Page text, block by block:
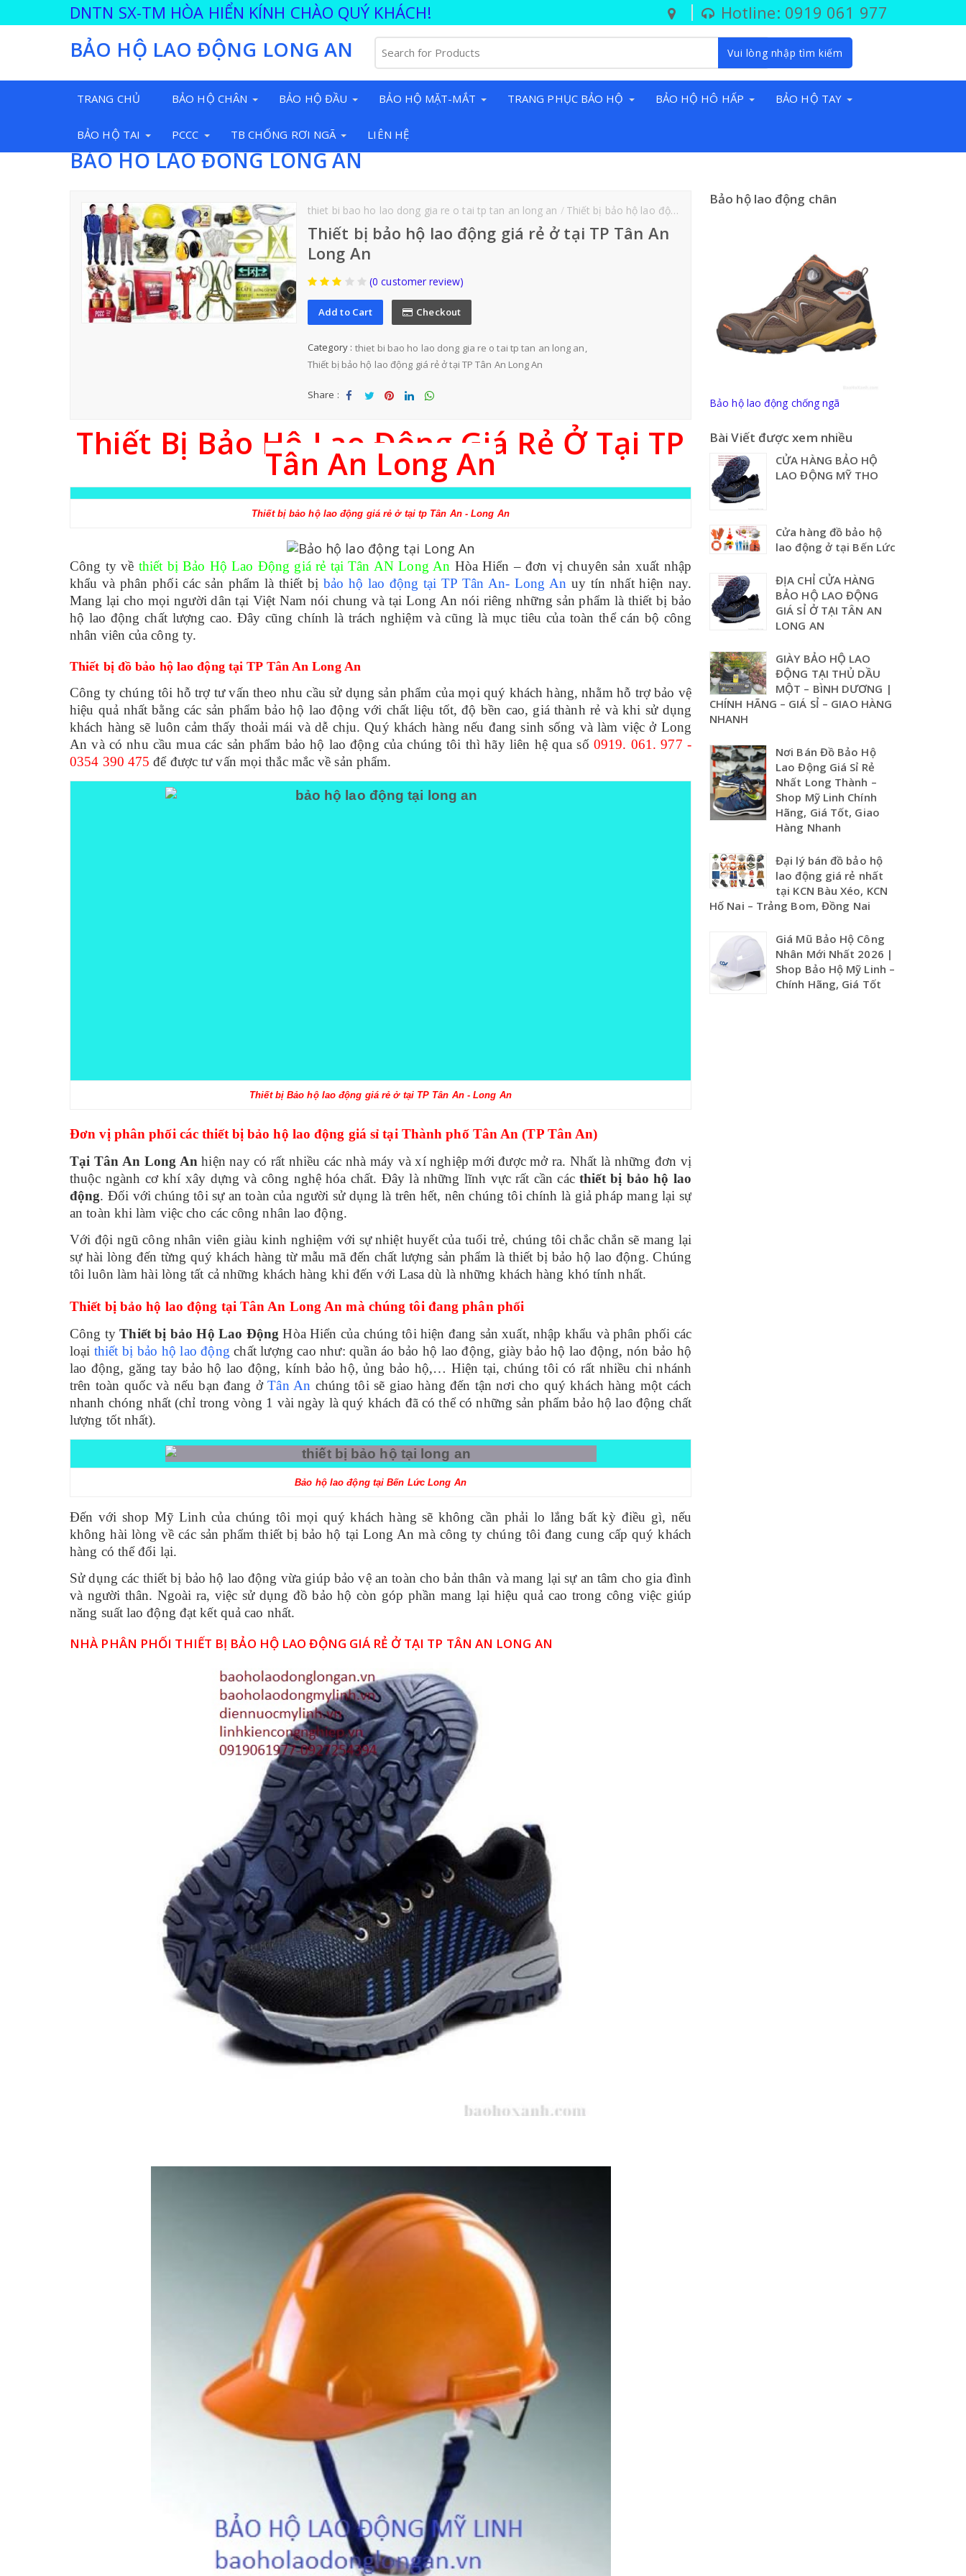
DNTN SX-TM HÒA HIỂN KÍNH CHÀO QUÝ KHÁCH! Hotline: 0919 061 977
BẢO HỘ LAO ĐỘNG LONG AN Vui lòng nhập tìm kiếm
TRANG CHỦ BẢO HỘ CHÂN BẢO HỘ ĐẦU BẢO HỘ MẶT-MẮT TRANG PHỤC BẢO HỘ BẢO HỘ HÔ HẤP BẢO HỘ TAY
BẢO HỘ TAI PCCC TB CHỐNG RƠI NGÃ LIÊN HỆ
BẢO HỘ LAO ĐỘNG LONG AN
thiet bi bao ho lao dong gia re o tai tp tan an long an Thiết bị bảo hộ lao động giá rẻ ở tại TP Tân An Long An
Thiết bị bảo hộ lao động giá rẻ ở tại TP Tân An
Long An
(0 customer review)
Add to Cart Checkout
Category : thiet bi bao ho lao dong gia re o tai tp tan an long an
Thiết bị bảo hộ lao động giá rẻ ở tại TP Tân An Long An
Share :
eet re
re
Thiết Bị Bảo Hộ Lao Động Giá Rẻ Ở Tại TP
Tân An Long An
Thiết bị bảo hộ lao động giá rẻ ở tại tp Tân An - Long An
Công ty về thiết bị Bảo Hộ Lao Động giá rẻ tại Tân AN Long An Hòa Hiển – đơn vị chuyên sản xuất nhập
khẩu và phân phối các sản phẩm là thiết bị bảo hộ lao động tại TP Tân An- Long An uy tín nhất hiện nay.
Mang lại cho mọi người dân tại Việt Nam nói chung và tại Long An nói riêng những sản phẩm là thiết bị bảo
hộ lao động chất lượng cao. Đây cũng chính là trách nghiệm và cũng là mục tiêu của toàn thể cán bộ công
nhân viên của công ty.
Thiết bị đồ bảo hộ lao động tại TP Tân An Long An
Công ty chúng tôi hỗ trợ tư vấn theo nhu cầu sử dụng sản phẩm của mọi quý khách hàng, nhằm hỗ trợ bảo vệ
hiệu quả nhất bằng các sản phẩm bảo hộ lao động với chất liệu tốt, độ bền cao, giá thành rẻ và khi sử dụng
khách hàng sẽ luôn cảm thấy thoải mái và dễ chịu. Quý khách hàng nếu đang sinh sống và làm việc ở Long
An và có nhu cầu mua các sản phẩm bảo hộ lao động của chúng tôi thì hãy liên hệ qua số 0919. 061. 977 -
0354 390 475 để được tư vấn mọi thắc mắc về sản phẩm.
Thiết bị Bảo hộ lao động giá rẻ ở tại TP Tân An - Long An
Đơn vị phân phối các thiết bị bảo hộ lao động giá sỉ tại Thành phố Tân An (TP Tân An)
Tại Tân An Long An hiện nay có rất nhiều các nhà máy và xí nghiệp mới được mở ra. Nhất là những đơn vị
thuộc ngành cơ khí xây dựng và công nghệ hóa chất. Đây là những lĩnh vực rất cần cácthiết bị bảo hộ lao
động. Đối với chúng tôi sự an toàn của người sử dụng là trên hết, nên chúng tôi chính là giả pháp mang lại sự
an toàn khi làm việc cho các công nhân lao động.
Với đội ngũ công nhân viên giàu kinh nghiệm với sự nhiệt huyết của tuổi trẻ, chúng tôi chắc chắn sẽ mang lại
sự hài lòng đến từng quý khách hàng từ mẫu mã đến chất lượng sản phẩm là thiết bị bảo hộ lao động. Chúng
tôi luôn làm hài lòng tất cả những khách hàng khi đến với Lasa dù là những khách hàng khó tính nhất.
Thiết bị bảo hộ lao động tại Tân An Long An mà chúng tôi đang phân phối
Công ty Thiết bị bảo Hộ Lao Động Hòa Hiển của chúng tôi hiện đang sản xuất, nhập khẩu và phân phối các
loại thiết bị bảo hộ lao động chất lượng cao như: quần áo bảo hộ lao động, giày bảo hộ lao động, nón bảo hộ
lao động, găng tay bảo hộ lao động, kính bảo hộ, ủng bảo hộ,… Hiện tại, chúng tôi có rất nhiều chi nhánh
trên toàn quốc và nếu bạn đang ởTân An chúng tôi sẽ giao hàng đến tận nơi cho quý khách hàng một cách
nhanh chóng nhất (chỉ trong vòng 1 vài ngày là quý khách đã có thể có những sản phẩm bảo hộ lao động chất
lượng tốt nhất).
Bảo hộ lao động tại Bến Lức Long An
Đến với shop Mỹ Linh của chúng tôi mọi quý khách hàng sẽ không cần phải lo lắng bất kỳ điều gì, nếu
không hài lòng về các sản phẩm thiết bị bảo hộ tại Long An mà công ty chúng tôi đang cung cấp quý khách
hàng có thể đổi lại.
Sử dụng các thiết bị bảo hộ lao động vừa giúp bảo vệ an toàn cho bản thân và mang lại sự an tâm cho gia đình
và người thân. Ngoài ra, việc sử dụng đồ bảo hộ còn góp phần mang lại hiệu quả cao trong công việc giúp
năng suất lao động đạt kết quả cao nhất.
NHÀ PHÂN PHỐI THIẾT BỊ BẢO HỘ LAO ĐỘNG GIÁ RẺ Ở TẠI TP TÂN AN LONG AN
Bảo hộ lao động chân
Bảo hộ lao động chống ngã
Bài Viết được xem nhiều
CỬA HÀNG BẢO HỘ
LAO ĐỘNG MỸ THO
Cửa hàng đồ bảo hộ
lao động ở tại Bến Lức
ĐỊA CHỈ CỬA HÀNG
BẢO HỘ LAO ĐỘNG
GIÁ SỈ Ở TẠI TÂN AN
LONG AN
GIÀY BẢO HỘ LAO
ĐỘNG TẠI THỦ DẦU
MỘT – BÌNH DƯƠNG |
CHÍNH HÃNG – GIÁ SỈ – GIAO HÀNG
NHANH
Nơi Bán Đồ Bảo Hộ
Lao Động Giá Sỉ Rẻ
Nhất Long Thành –
Shop Mỹ Linh Chính
Hãng, Giá Tốt, Giao
Hàng Nhanh
Đại lý bán đồ bảo hộ
lao động giá rẻ nhất
tại KCN Bàu Xéo, KCN
Hố Nai – Trảng Bom, Đồng Nai
Giá Mũ Bảo Hộ Công
Nhân Mới Nhất 2026 |
Shop Bảo Hộ Mỹ Linh –
Chính Hãng, Giá Tốt